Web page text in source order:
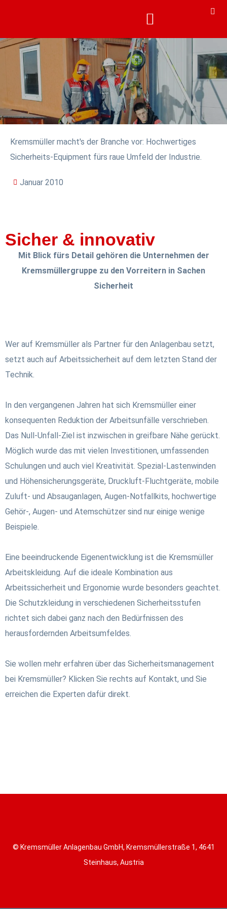
Kremsmüller macht's der Branche vor: Hochwertiges
Sicherheits-Equipment fürs raue Umfeld der Industrie.
Januar 2010
Sicher & innovativ
Mit Blick fürs Detail gehören die Unternehmen der
Kremsmüllergruppe zu den Vorreitern in Sachen
Sicherheit
Wer auf Kremsmüller als Partner für den Anlagenbau setzt,
setzt auch auf Arbeitssicherheit auf dem letzten Stand der
Technik.
In den vergangenen Jahren hat sich Kremsmüller einer
konsequenten Reduktion der Arbeitsunfälle verschrieben.
Das Null-Unfall-Ziel ist inzwischen in greifbare Nähe gerückt.
Möglich wurde das mit vielen Investitionen, umfassenden
Schulungen und auch viel Kreativität. Spezial-Lastenwinden
und Höhensicherungsgeräte, Druckluft-Fluchtgeräte, mobile
Zuluft- und Absauganlagen, Augen-Notfallkits, hochwertige
Gehör-, Augen- und Atemschützer sind nur einige wenige
Beispiele.
Eine beeindruckende Eigenentwicklung ist die Kremsmüller
Arbeitskleidung. Auf die ideale Kombination aus
Arbeitssicherheit und Ergonomie wurde besonders geachtet.
Die Schutzkleidung in verschiedenen Sicherheitsstufen
richtet sich dabei ganz nach den Bedürfnissen des
herausfordernden Arbeitsumfeldes.
Sie wollen mehr erfahren über das Sicherheitsmanagement
bei Kremsmüller? Klicken Sie rechts auf Kontakt, und Sie
erreichen die Experten dafür direkt.
© Kremsmüller Anlagenbau GmbH, Kremsmüllerstraße 1, 4641
Steinhaus, Austria